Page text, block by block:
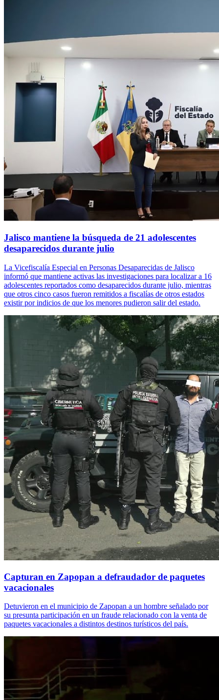
Jalisco mantiene la búsqueda de 21 adolescentes
desaparecidos durante julio
La Vicefiscalía Especial en Personas Desaparecidas de Jalisco
informó que mantiene activas las investigaciones para localizar a 16
adolescentes reportados como desaparecidos durante julio, mientras
que otros cinco casos fueron remitidos a fiscalías de otros estados
existir por indicios de que los menores pudieron salir del estado.
Capturan en Zapopan a defraudador de paquetes
vacacionales
Detuvieron en el municipio de Zapopan a un hombre señalado por
su presunta participación en un fraude relacionado con la venta de
paquetes vacacionales a distintos destinos turísticos del país.